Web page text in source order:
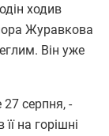
ходив
Журавкова
Він уже
27 серпня, -
на горішні